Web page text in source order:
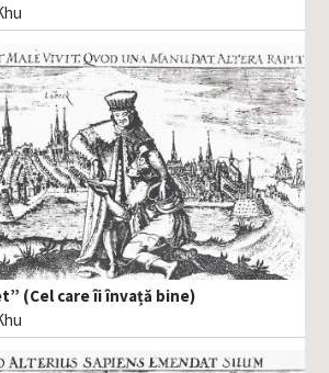
(Cel care îi învață bine)